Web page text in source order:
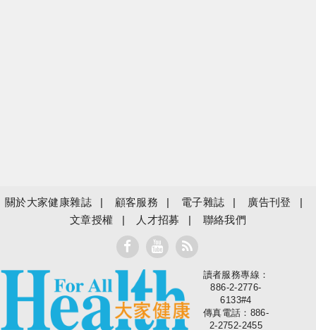
關於大家健康雜誌 顧客服務 電子雜誌
廣告刊登
文章授權
人才招募 聯絡我們
大家健康
讀者服務專線：
886-2-2776-
6133#4
傳真電話：886-
2-2752-2455